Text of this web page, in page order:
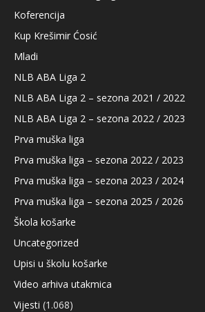
Koferencija
Kup Krešimir Ćosić
Mladi
NLB ABA Liga 2
NLB ABA Liga 2 – sezona 2021 / 2022
NLB ABA Liga 2 – sezona 2022 / 2023
Prva muška liga
Prva muška liga – sezona 2022 / 2023
Prva muška liga – sezona 2023 / 2024
Prva muška liga – sezona 2025 / 2026
Škola košarke
Uncategorized
Upisi u školu košarke
Video arhiva utakmica
Vijesti (1.068)